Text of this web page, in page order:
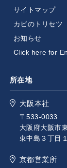
サイトマップ
カビのトリセツ
お知らせ
Click here for
所在地
大阪本社
〒533-0033
大阪府大阪市
東中島３丁目
京都営業所